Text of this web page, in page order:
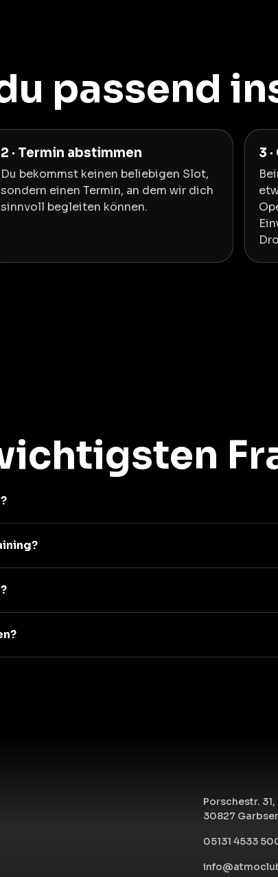
passend
2 · Termin abstimmen
Du bekommst keinen beliebigen Slot,
sondern einen Termin, an dem wir dich
sinnvoll begleiten können.
3
Porschestr. 31,
30827
05131 4533